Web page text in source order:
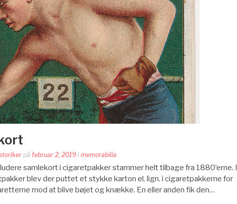
på februar 2, 2019 i memorabilia
samlekort i cigaretpakker stammer helt tilbage fra 1880’erne. I
blev der puttet et stykke karton el. lign. i cigaretpakkerne for
mod at blive bøjet og knække. En eller anden fik den…